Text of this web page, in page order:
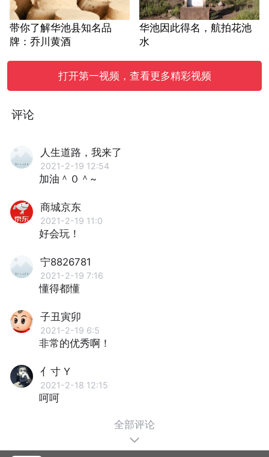
带你了解华池县知名品
牌：乔川黄酒
华池因此得名，航拍花池
水
打开第一视频，查看更多精彩视频
评论
人生道路，我来了
2021-2-19 12:54
加油＾０＾~
商城京东
2021-2-19 11:0
好会玩！
宁8826781
2021-2-19 7:16
懂得都懂
子丑寅卯
2021-2-19 6:5
非常的优秀啊！
亻寸 Y
2021-2-18 12:15
呵呵
全部评论